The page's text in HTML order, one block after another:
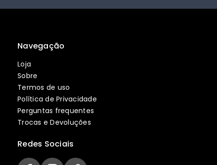
Navegação
Loja
Sobre
Termos de uso
Política de Privacidade
Perguntas frequentes
Trocas e Devoluções
Redes Sociais